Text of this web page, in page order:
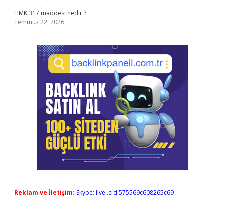
HMK 317 maddesi nedir ?
Temmuz 22, 2026
Reklam ve İletişim: Skype: live:.cid.575569c608265c69